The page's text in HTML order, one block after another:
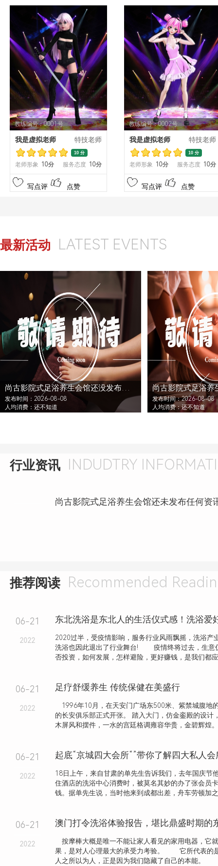
教练编号：0001号
我是虚拟老师 特技老师
10 分
老师形象 10分 服务态度 10分
写点评 点赞
教练编号：0002号
我是虚拟老师 特技老师
10 分
老师形象 10分 服务态度 10分
写点评 点赞
最新活动 LATEST EVENTS
尚古影院式足浴养生会馆还没发布活动
发布时间：2026-08-08
人均消费：还不知道
发布时间：2026-08-08
人均消费：还不知道
行业资讯 INDUDTRY
尚古影院式足浴养生会馆还未发布任何资
推荐阅读 Recommended
06-21
2022
2020过半，受疫情影响，服务行业风雨飘摇，洗浴产
洗浴也因此退出了行业舞台! 疫情终将过去，生意
否投资，如何发展，怎样避险，更好赚钱，是我们都
06-21
2022
足疗舒缓养生 传统保健在美盛行
1996年10月，在天安门广场东500米、紫禁城腹地
的长安俱乐部正式开张。 踏入大门，仿金銮殿的设计
木屏风和摆件，一水的宫廷格调雍容华贵，金碧辉煌。
06-21
2022
起底“京城四大会所“”带你了解四大私人
18日上午，来自甘肃的单先生告诉我们，去年国庆节
住酒店的洗浴中心消费时，被莫名其妙的办了张会员
钱。据单先生说，当时他来到成都出差，舟车劳顿加
06-21
2022
澳门打令洗浴体验报告，堪比鼎盛时期的
按摩棒大概是唯一不能让家人看见的家用电器，它
果，是对人心理最大的承受力考验。 它所代表的
人之所以为人，正是因为我们隐藏了自己的本能。